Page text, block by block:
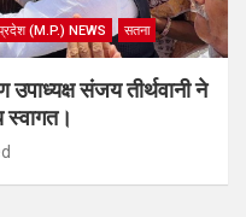
(M.P.) NEWS सतना
उपाध्यक्ष संजय तीर्थवानी ने
स्वागत।